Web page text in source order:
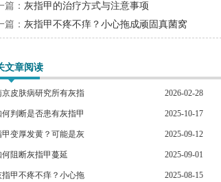
篇： 灰指甲的治疗方式与注意事项
篇： 灰指甲不疼不痒？小心拖成顽固真菌窝
文章阅读
2026-02-28
京皮肤病研究所有灰指
2025-10-17
何判断是否患有灰指甲
2025-09-12
甲变厚发黄？可能是灰
2025-09-01
何阻断灰指甲蔓延
2025-08-15
指甲不疼不痒？小心拖